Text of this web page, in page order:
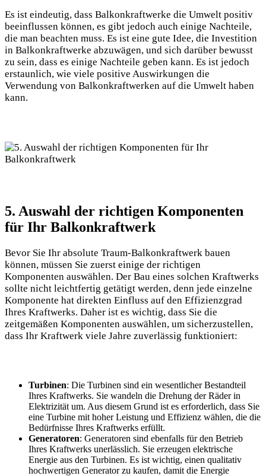
Es ist eindeutig, dass Balkonkraftwerke die Umwelt⁤ positiv
beeinflussen können, es gibt jedoch‌ auch ⁢einige Nachteile,
die man beachten muss. Es ist eine⁢ gute ⁢Idee, die Investition​
in Balkonkraftwerke abzuwägen, ⁣und sich darüber bewusst​
zu sein, dass es einige Nachteile geben⁢ kann. Es ist⁣ jedoch
erstaunlich,⁢ wie viele positive Auswirkungen die ​
Verwendung von​ Balkonkraftwerken auf die⁣ Umwelt haben
kann.
5. Auswahl der richtigen Komponenten
für Ihr Balkonkraftwerk
Bevor ​Sie Ihr absolute Traum-Balkonkraftwerk bauen
können, müssen Sie zuerst einige der⁢ richtigen⁣
Komponenten auswählen.⁢ Der Bau eines solchen Kraftwerks
sollte ‍nicht⁣ leichtfertig getätigt​ werden, denn jede einzelne⁤
Komponente hat direkten ‌Einfluss auf den Effizienzgrad
⁤Ihres ⁣Kraftwerks. Daher ist es wichtig, dass Sie die
zeitgemäßen Komponenten auswählen, um sicherzustellen,
dass‌ Ihr Kraftwerk viele Jahre zuverlässig funktioniert:
Turbinen: Die‍ Turbinen sind ⁤ein ​wesentlicher Bestandteil
Ihres ⁢Kraftwerks. Sie wandeln ​die‍ Drehung der Räder in
Elektrizität um. Aus diesem Grund ist es erforderlich, dass Sie
eine⁢ Turbine mit​ hoher‍ Leistung ​und​ Effizienz⁣ wählen, die die
Bedürfnisse Ihres Kraftwerks erfüllt.
Generatoren: Generatoren sind ebenfalls⁣ für den‌ Betrieb
⁢Ihres‍ Kraftwerks unerlässlich. Sie erzeugen elektrische
Energie ⁤aus den ‍Turbinen. Es ist wichtig, einen qualitativ‌
hochwertigen Generator⁢ zu kaufen, damit die Energie​